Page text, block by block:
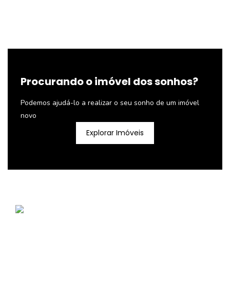
Procurando o imóvel dos sonhos?
Podemos ajudá-lo a realizar o seu sonho de um imóvel
novo
Explorar Imóveis